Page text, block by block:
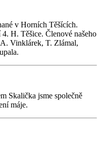
v Horních Těšících.
H. Těšice. Členové našeho
Vinklárek, T. Zlámal,
Skalička jsme společně
máje.